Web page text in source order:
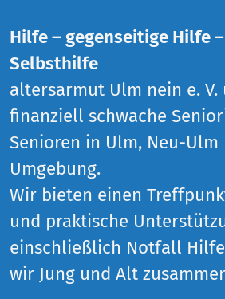
Hilfe – gegenseitige Hilfe
Selbsthilfe
altersarmut Ulm nein e.
finanziell schwache
Senioren in Ulm, Neu-Ulm
Umgebung.
Wir bieten einen
und praktische
einschließlich Notfall
wir Jung und Alt